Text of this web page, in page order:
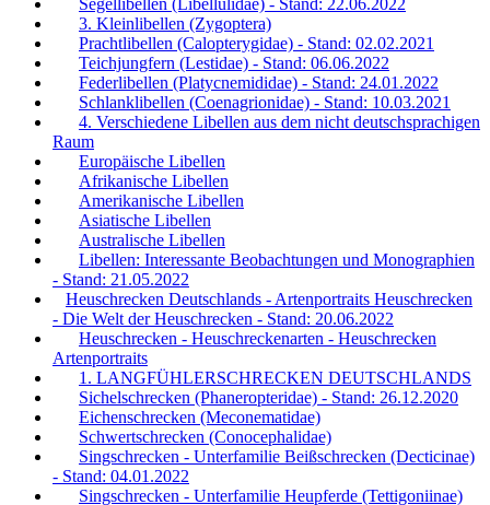
3. Kleinlibellen (Zygoptera)
Prachtlibellen (Calopterygidae) - Stand: 02.02.2021
Teichjungfern (Lestidae) - Stand: 06.06.2022
Federlibellen (Platycnemididae) - Stand: 24.01.2022
Schlanklibellen (Coenagrionidae) - Stand: 10.03.2021
4. Verschiedene Libellen aus dem nicht deutschsprachigen
Raum
Europäische Libellen
Afrikanische Libellen
Amerikanische Libellen
Asiatische Libellen
Australische Libellen
Libellen: Interessante Beobachtungen und Monographien
- Stand: 21.05.2022
Heuschrecken Deutschlands - Artenportraits Heuschrecken
- Die Welt der Heuschrecken - Stand: 20.06.2022
Heuschrecken - Heuschreckenarten - Heuschrecken
Artenportraits
1. LANGFÜHLERSCHRECKEN DEUTSCHLANDS
Sichelschrecken (Phaneropteridae) - Stand: 26.12.2020
Eichenschrecken (Meconematidae)
Schwertschrecken (Conocephalidae)
Singschrecken - Unterfamilie Beißschrecken (Decticinae)
- Stand: 04.01.2022
Singschrecken - Unterfamilie Heupferde (Tettigoniinae)